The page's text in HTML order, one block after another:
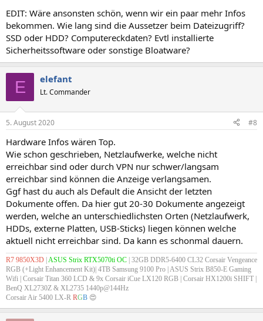
EDIT: Wäre ansonsten schön, wenn wir ein paar mehr Infos
bekommen. Wie lang sind die Aussetzer beim Dateizugriff?
SSD oder HDD? Computereckdaten? Evtl installierte
Sicherheitssoftware oder sonstige Bloatware?
E elefant
Lt. Commander
5. August 2020 #8
Hardware Infos wären Top.
Wie schon geschrieben, Netzlaufwerke, welche nicht
erreichbar sind oder durch VPN nur schwer/langsam
erreichbar sind können die Anzeige verlangsamen.
Ggf hast du auch als Default die Ansicht der letzten
Dokumente offen. Da hier gut 20-30 Dokumente angezeigt
werden, welche an unterschiedlichsten Orten (Netzlaufwerk,
HDDs, externe Platten, USB-Sticks) liegen können welche
aktuell nicht erreichbar sind. Da kann es schonmal dauern.
R7 9850X3D | ASUS Strix RTX5070ti OC | 32GB DDR5-6400 CL32 Corsair Vengeance
RGB (+Light Enhancement Kit)| 4TB Samsung 9100 Pro | ASUS Strix B850-E Gaming
Wifi | Corsair Titan 360 LCD & 9x Corsair iCue LX120 RGB | Corsair HX1200i SHIFT |
BenQ XL2730Z & XL2735 1440p@144Hz
Corsair Air 5400 LX-R RGB 😍